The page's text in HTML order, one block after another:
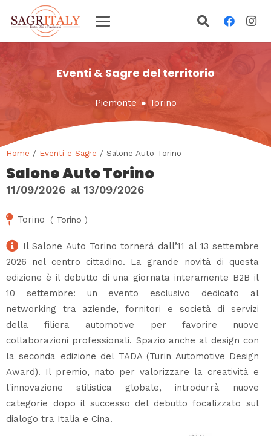
Eventi & Sagre del territorio
Piemonte ● Torino
Home / Eventi e Sagre / Salone Auto Torino
Salone Auto Torino
11/09/2026 al 13/09/2026
Torino ( Torino )
Il Salone Auto Torino tornerà dall’11 al 13 settembre
2026 nel centro cittadino. La grande novità di questa
edizione è il debutto di una giornata interamente B2B il
10 settembre: un evento esclusivo dedicato al
networking tra aziende, fornitori e società di servizi
della filiera automotive per favorire nuove
collaborazioni professionali. Spazio anche al design con
la seconda edizione del TADA (Turin Automotive Design
Award). Il premio, nato per valorizzare la creatività e
l'innovazione stilistica globale, introdurrà nuove
categorie dopo il successo del debutto focalizzato sul
dialogo tra Italia e Cina.